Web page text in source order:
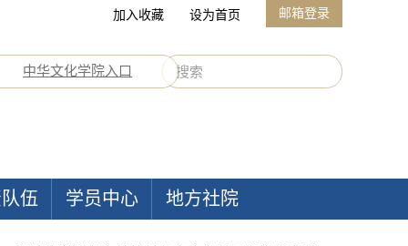
加入收藏 设为首页 邮箱登录
中华文化学院入口
伍 学员中心 地方社院